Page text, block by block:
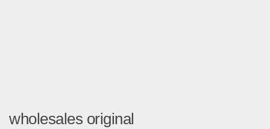
wholesales original